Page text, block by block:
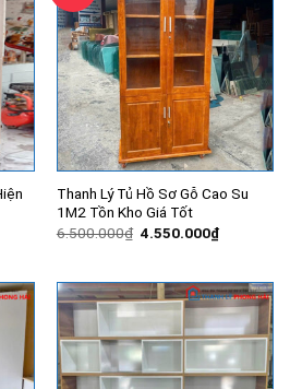
Thanh Lý Tủ Hồ Sơ Gỗ Cao Su
1M2 Tồn Kho Giá Tốt
6.500.000₫ Giá
4.550.000₫Giá
hiện